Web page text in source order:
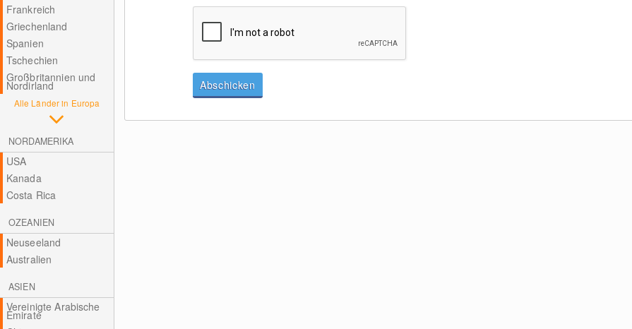
Frankreich
Griechenland
Spanien
Tschechien
Großbritannien und
Nordirland
Alle Länder in Europa
NORDAMERIKA
USA
Kanada
Costa Rica
OZEANIEN
Neuseeland
Australien
ASIEN
Vereinigte Arabische
Emirate
Abschicken